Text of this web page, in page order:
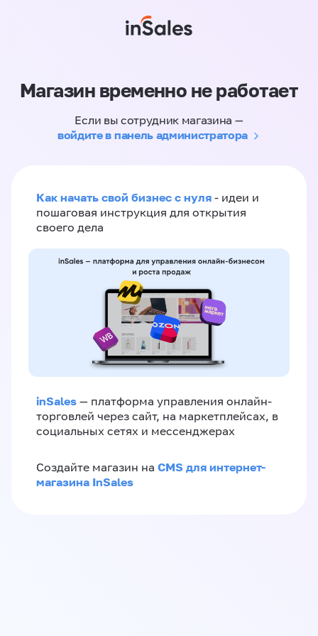
Магазин временно не работает
Если вы сотрудник магазина —
войдите в панель администратора
Как начать свой бизнес с нуля - идеи и
пошаговая инструкция для открытия
своего дела
inSales — платформа управления онлайн-
торговлей через сайт, на маркетплейсах, в
социальных сетях и мессенджерах
Создайте магазин на CMS для интернет-
магазина InSales